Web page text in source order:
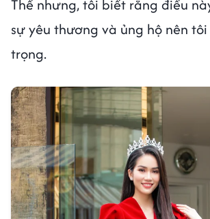
Thế nhưng, tôi biết rằng điều
sự yêu thương và ủng hộ nên
trọng.